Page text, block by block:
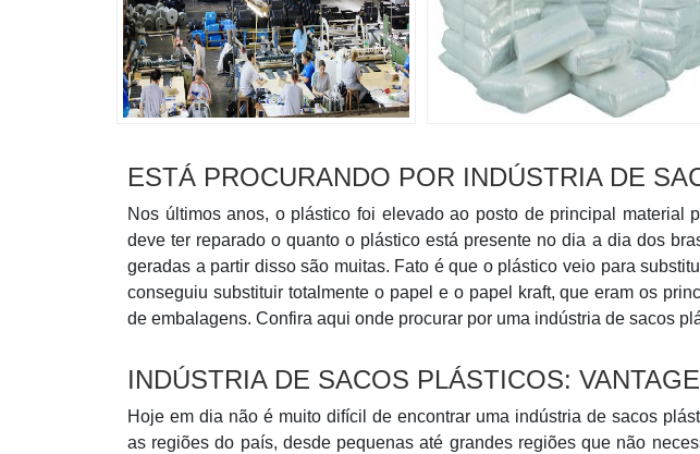
ESTÁ PROCURANDO POR INDÚSTRIA DE
Nos últimos anos, o plástico foi elevado ao posto de principal material
deve ter reparado o quanto o plástico está presente no dia a dia dos
geradas a partir disso são muitas. Fato é que o plástico veio para
conseguiu substituir totalmente o papel e o papel kraft, que eram os
de embalagens. Confira aqui onde procurar por uma indústria de sacos
INDÚSTRIA DE SACOS PLÁSTICOS:
Hoje em dia não é muito difícil de encontrar uma indústria de sacos
as regiões do país, desde pequenas até grandes regiões que não